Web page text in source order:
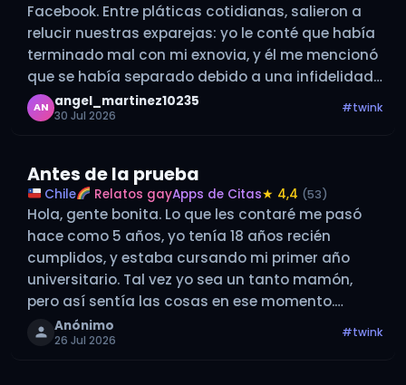
Facebook. Entre pláticas cotidianas, salieron a
relucir nuestras exparejas: yo le conté que había
terminado mal con mi exnovia, y él me mencionó
que se había separado debido a una infidelidad
con su exnovio. Aunque no lo dijo directamente,
dio a…
AN angel_martinez10235
30 Jul 2026
#twink
Antes de la prueba
Chile Relatos gayApps de Citas★ 4,4 (53)
Hola, gente bonita. Lo que les contaré me pasó
hace como 5 años, yo tenía 18 años recién
cumplidos, y estaba cursando mi primer año
universitario. Tal vez yo sea un tanto mamón,
pero así sentía las cosas en ese momento.
Conocí un loco por chat, hablábamos poco, pero
era…
Anónimo
26 Jul 2026
#twink